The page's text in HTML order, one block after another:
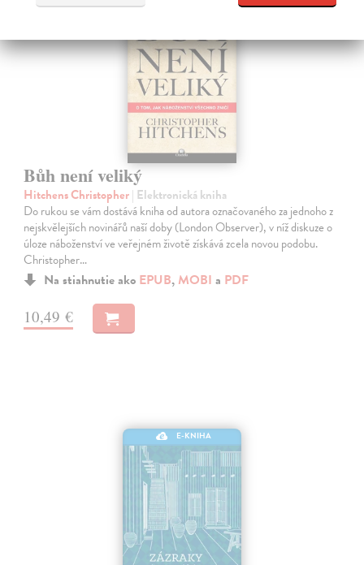
Bůh není veliký
Hitchens Christopher| Elektronická kniha
Do rukou se vám dostává kniha od autora označovaného za jednoho z
nejskvělejších novinářů naší doby (London Observer), v níž diskuze o
úloze náboženství ve veřejném životě získává zcela novou podobu.
Christopher…
Na stiahnutie ako EPUB, MOBI a PDF
10,49 €
E-KNIHA